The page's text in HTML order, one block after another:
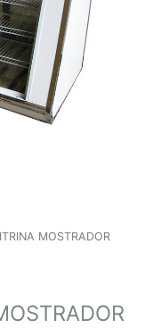
MOSTRADOR